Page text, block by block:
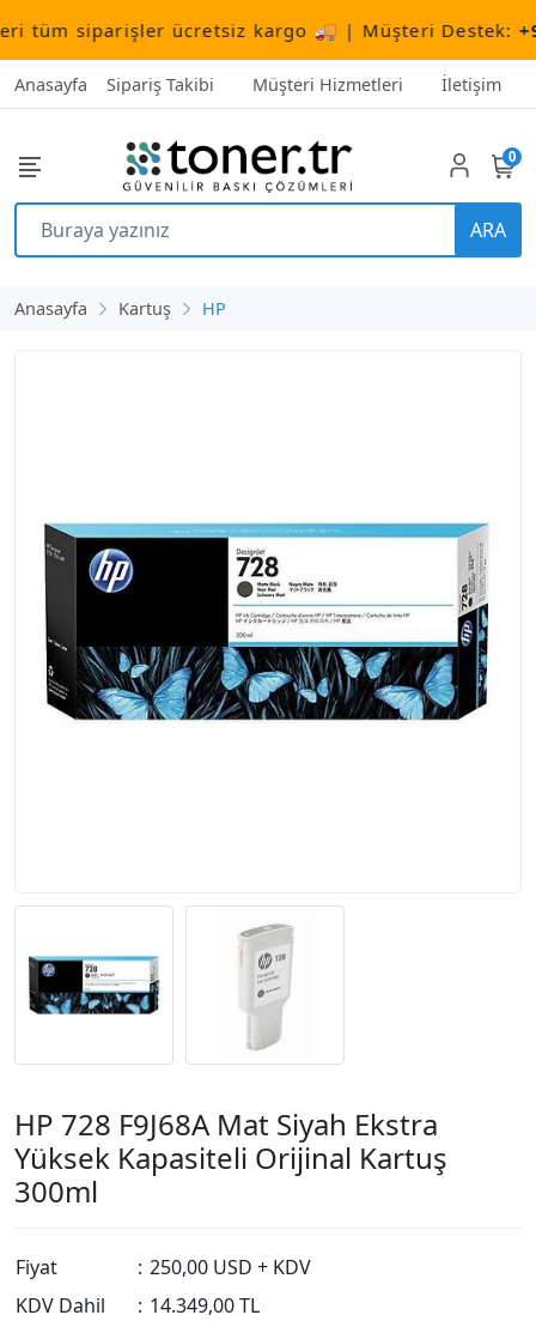
siparişler ücretsiz kargo 🚚 | Müşteri Destek:+90
Anasayfa Sipariş Takibi Müşteri Hizmetleri İletişim
ARA
0
Anasayfa Kartuş HP
HP 728 F9J68A Mat Siyah Ekstra
Yüksek Kapasiteli Orijinal Kartuş
300ml
Fiyat : 250,00 USD + KDV
KDV Dahil
: 14.349,00 TL